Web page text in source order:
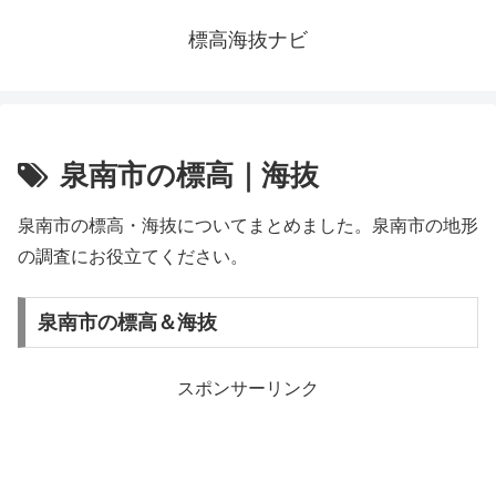
標高海抜ナビ
泉南市の標高｜海抜
泉南市の標高・海抜についてまとめました。泉南市の地形
の調査にお役立てください。
泉南市の標高＆海抜
スポンサーリンク